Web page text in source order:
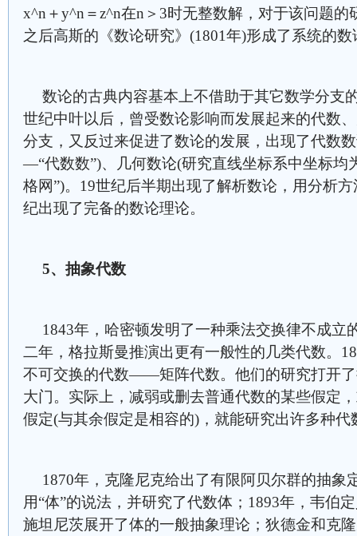
x^n＋y^n＝z^n在n＞3时无整数解，对于该问题的
之后高斯的《数论研究》(1801年)形成了系统的数
数论的古典内容基本上不借助于其它数学分支
世纪中叶以后，曾受数论影响而发展起来的代数
分支，又反过来促进了数论的发展，出现了代数
—“代数数”)、几何数论(研究直线坐标系中坐标均
格网”)。19世纪后半期出现了解析数论，用分析
纪出现了完备的数论理论。
5、抽象代数
1843年，哈密顿发明了一种乘法交换律不成
二年，格拉斯曼推演出更有一般性的几类代数。
不可交换的代数——矩阵代数。他们的研究打开
大门。实际上，减弱或删去普通代数的某些假定
假定(与其余假定是相容的)，就能研究出许多种代
1870年，克隆尼克给出了有限阿贝尔群的抽象
用“体”的说法，并研究了代数体；1893年，韦伯
施坦尼茨展开了体的一般抽象理论；狄德金和克